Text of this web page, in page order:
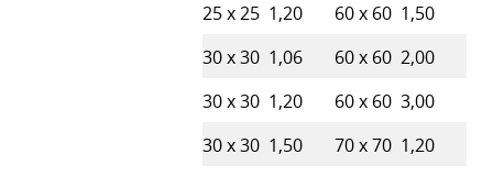
25 x 25 1,20
30 x 30 1,06
30 x 30 1,20
30 x 30 1,50
60 x 60 1,50
60 x 60 2,00
60 x 60 3,00
70 x 70 1,20